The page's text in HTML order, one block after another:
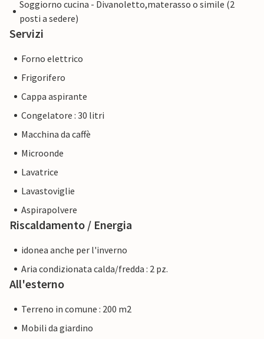
Soggiorno cucina - Divanoletto,materasso o simile (2
posti a sedere)
Servizi
Forno elettrico
Frigorifero
Cappa aspirante
Congelatore : 30 litri
Macchina da caffè
Microonde
Lavatrice
Lavastoviglie
Aspirapolvere
Riscaldamento / Energia
idonea anche per l'inverno
Aria condizionata calda/fredda : 2 pz.
All'esterno
Terreno in comune : 200 m2
Mobili da giardino